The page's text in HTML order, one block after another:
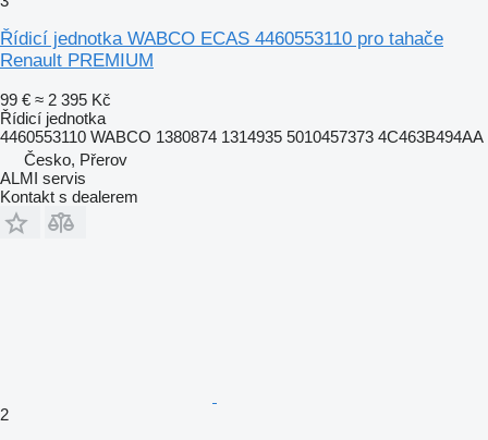
Řídicí jednotka WABCO ECAS 4460553110 pro tahače
Renault PREMIUM
99 € ≈ 2 395 Kč
Řídicí jednotka
4460553110 WABCO 1380874 1314935 5010457373 4C463B494AA
Česko, Přerov
ALMI servis
Kontakt s dealerem
2